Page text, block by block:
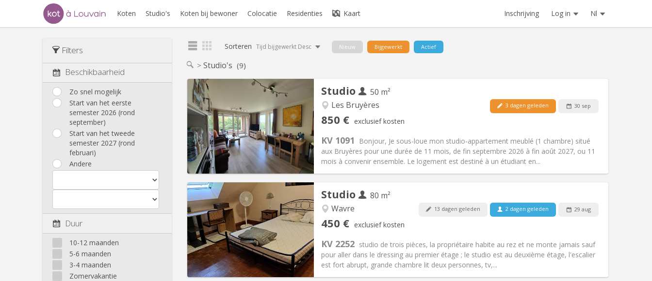
Koten Studio's Koten bij bewoner Colocatie Residenties Kaart Inschrijving Log in Nl
Filters
Beschikbaarheid
Zo snel mogelijk
Start van het eerste
semester 2026 (rond
september)
Start van het tweede
semester 2027 (rond
februari)
Andere
Duur
10-12 maanden
5-6 maanden
3-4 maanden
Zomervakantie
Sorteren Tijd bijgewerkt Desc Nieuw Bijgewerkt Actief
Studio's (9)
Studio
50 m²
Les Bruyères
850 € exclusief kosten
3 dagen geleden 30 sep
KV 1091
Bonjour, Je sous-loue mon studio-appartement meublé (1 chambre) situé
aux Bruyères pour une durée de 11 mois, de fin septembre 2026 à fin août 2027, ou 11
mois à convenir ensemble. Le logement est destiné à un étudiant en...
Praktische Informatie
Huur:850 €
Kosten:60 €
Duur:11 maanden
Domiciliëring:Nee
Inrichting
Badkamer:Privaat
Oppervlakte:50 m2
Andere
Sfeer:Ernstig, hartelijk, rustig
Huisdieren:Nee
Studio
80 m²
Wavre
450 € exclusief kosten
13 dagen geleden 2 dagen geleden 29 aug
KV 2252 studio de trois pièces, la propriétaire habite au rez et ne monte jamais sauf
pour aller dans le dressing au premier étage ; le studio est au deuxième étage, l'escalier
est fort abrupt, grande chambre lit deux personnes, tv,...
Praktische Informatie
Huur:450 €
Kosten:50 €
Duur:12 maanden
Domiciliëring: Nee
Inrichting
Badkamer:Privaat
Oppervlakte:80 m2
Andere
Sfeer:Hartelijk
Huisdieren:Nee